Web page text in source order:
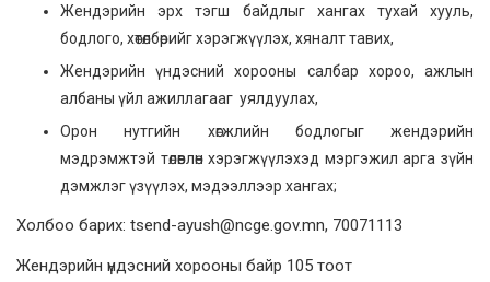
Жендэрийн эрх тэгш байдлыг хангах тухай хууль,
бодлого, хөтөлбөрийг хэрэгжүүлэх, хяналт тавих,
Жендэрийн үндэсний хорооны салбар хороо, ажлын
албаны үйл ажиллагааг уялдуулах,
Орон нутгийн хөгжлийн бодлогыг жендэрийн
мэдрэмжтэй төлөвлөн хэрэгжүүлэхэд мэргэжил арга зүйн
дэмжлэг үзүүлэх, мэдээллээр хангах;
Холбоо барих: tsend-ayush@ncge.gov.mn, 70071113
Жендэрийн үндэсний хорооны байр 105 тоот